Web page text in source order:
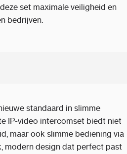
set maximale veiligheid en
bedrijven.
standaard in slimme
IP-video intercomset biedt niet
maar ook slimme bediening via
modern design dat perfect past